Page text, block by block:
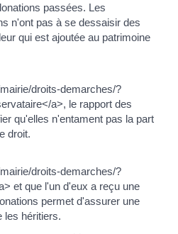
passées. Les
n'ont pas à se dessaisir des
qui est ajoutée au patrimoine
droits-demarches/?
a>, le rapport des
qu'elles n'entament pas la part
droit.
droits-demarches/?
et que l'un d'eux a reçu une
permet d'assurer une
les héritiers.